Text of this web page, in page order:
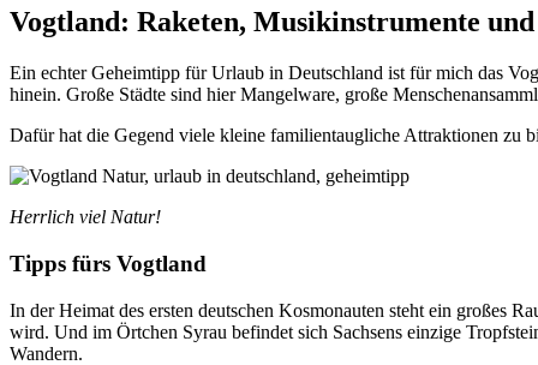
Vogtland: Raketen, Musikinstrumente
Ein echter Geheimtipp für Urlaub in Deutschland ist für mich das
hinein. Große Städte sind hier Mangelware, große
Dafür hat die Gegend viele kleine familientaugliche Attraktionen zu
Herrlich viel Natur!
Tipps fürs Vogtland
In der Heimat des ersten deutschen Kosmonauten steht ein großes
wird. Und im Örtchen Syrau befindet sich Sachsens einzige
Wandern.